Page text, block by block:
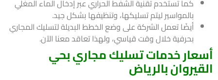
كما تستخدم تقنية الشفط الحراري عبر إدخال الماء المغلي
بالمواسير ليتم تسليكها، وتنظيفها بشكل جيد.
أيضًا تعمل الشركة على وضع الخطط البديلة لتسليك المجاري
بحرفية خلال وقت قياسي، ولهذا تعاقد معنا الآن.
خدمات تسليك مجاري بحي
بالرياض